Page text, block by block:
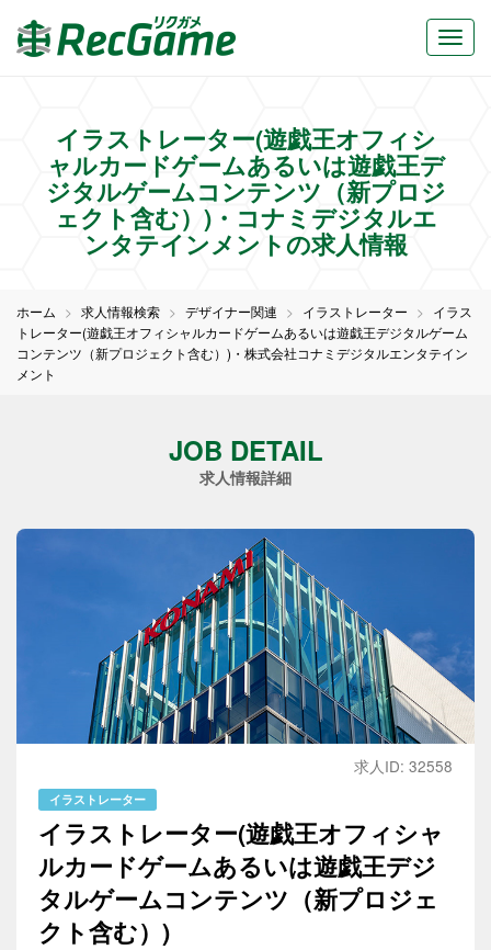
イラストレーター(遊戯王オフィシ
ャルカードゲームあるいは遊戯王デ
ジタルゲームコンテンツ（新プロジ
ェクト含む）)・コナミデジタルエ
ンタテインメントの求人情報
ホーム 求人情報検索 デザイナー関連 イラストレーター
イラス
トレーター(遊戯王オフィシャルカードゲームあるいは遊戯王デジタルゲーム
コンテンツ（新プロジェクト含む）)・株式会社コナミデジタルエンタテイン
メント
JOB DETAIL
求人情報詳細
求人ID: 32558
イラストレーター
イラストレーター(遊戯王オフィシャ
ルカードゲームあるいは遊戯王デジ
タルゲームコンテンツ（新プロジェ
クト含む）)